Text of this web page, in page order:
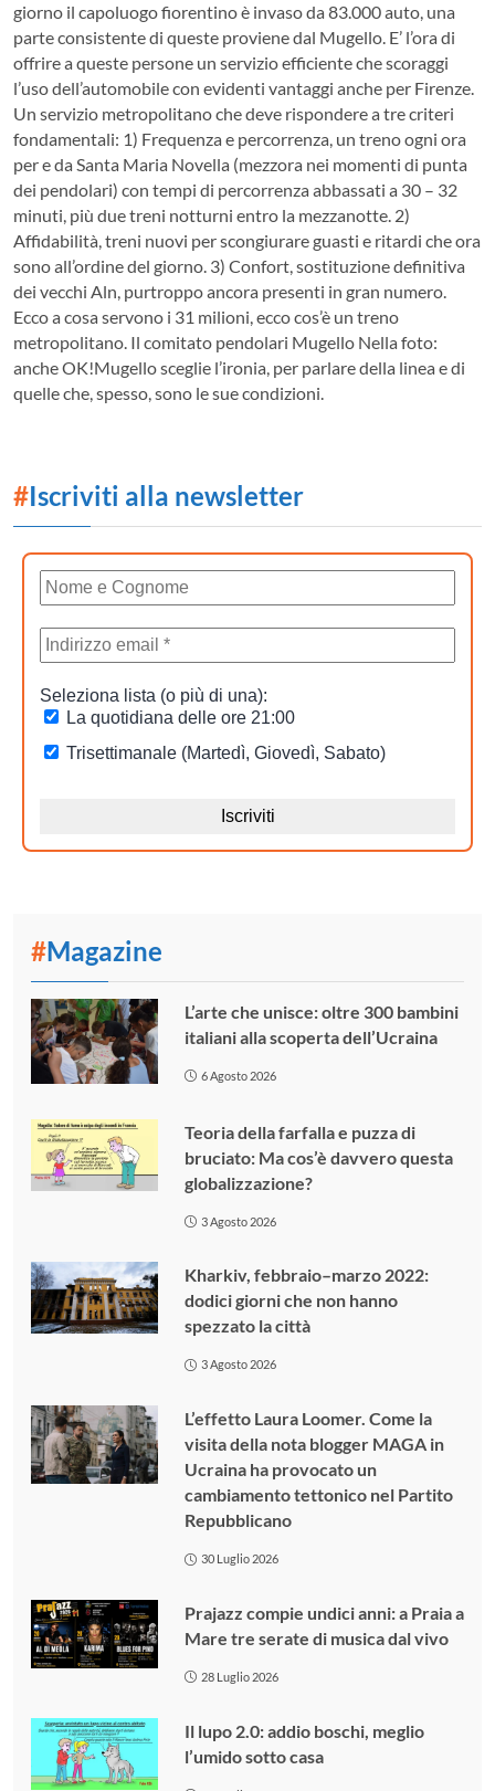
giorno il capoluogo fiorentino è invaso da 83.000 auto, una
parte consistente di queste proviene dal Mugello. E’ l’ora di
offrire a queste persone un servizio efficiente che scoraggi
l’uso dell’automobile con evidenti vantaggi anche per Firenze.
Un servizio metropolitano che deve rispondere a tre criteri
fondamentali: 1) Frequenza e percorrenza, un treno ogni ora
per e da Santa Maria Novella (mezzora nei momenti di punta
dei pendolari) con tempi di percorrenza abbassati a 30 – 32
minuti, più due treni notturni entro la mezzanotte. 2)
Affidabilità, treni nuovi per scongiurare guasti e ritardi che ora
sono all’ordine del giorno. 3) Confort, sostituzione definitiva
dei vecchi Aln, purtroppo ancora presenti in gran numero.
Ecco a cosa servono i 31 milioni, ecco cos’è un treno
metropolitano. Il comitato pendolari Mugello Nella foto:
anche OK!Mugello sceglie l’ironia, per parlare della linea e di
quelle che, spesso, sono le sue condizioni.
#Iscriviti alla newsletter
#Magazine
L’arte che unisce: oltre 300 bambini
italiani alla scoperta dell’Ucraina
6 Agosto 2026
Teoria della farfalla e puzza di
bruciato: Ma cos’è davvero questa
globalizzazione?
3 Agosto 2026
Kharkiv, febbraio–marzo 2022:
dodici giorni che non hanno
spezzato la città
3 Agosto 2026
L’effetto Laura Loomer. Come la
visita della nota blogger MAGA in
Ucraina ha provocato un
cambiamento tettonico nel Partito
Repubblicano
30 Luglio 2026
Prajazz compie undici anni: a Praia a
Mare tre serate di musica dal vivo
28 Luglio 2026
Il lupo 2.0: addio boschi, meglio
l’umido sotto casa